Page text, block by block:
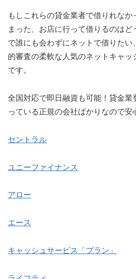
もしこれらの貸金業者で借りれなか
まった、お店に行って借りるのは
で誰にも会わずにネットで借りたい
的審査の柔軟な人気のネットキャッ
です。
全国対応で即日融資も可能！貸金業
っている正規の会社ばかりなので安
セントラル
ユニーファイナンス
アロー
エース
キャッシュサービス「プラン」